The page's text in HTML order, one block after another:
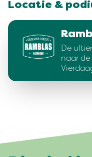
Locatie &
De
naar